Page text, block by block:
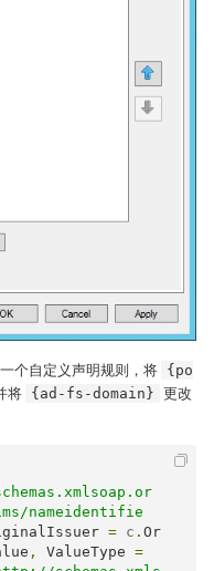
个自定义声明规则，将 {po
将 {ad-fs-domain} 更改
nameidentifie
= c . Or
, ValueType =